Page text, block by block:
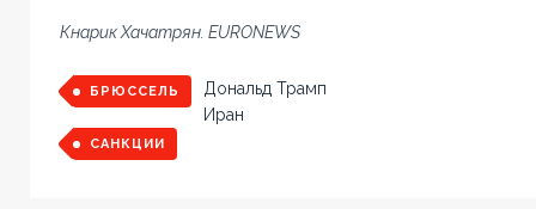
Кнарик Хачатрян. EURONEWS
БРЮССЕЛЬ
Дональд Трамп
Иран
САНКЦИИ